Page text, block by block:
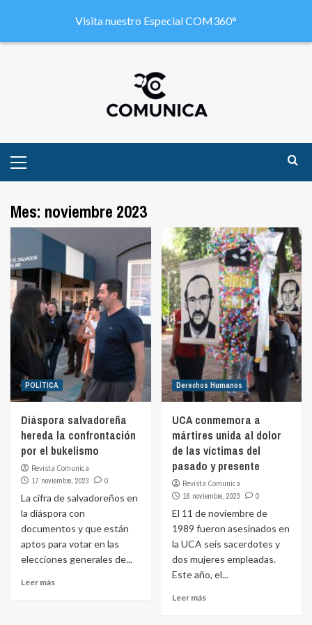
Mes: noviembre 2023
POLÍTICA
Diáspora salvadoreña
hereda la confrontación
por el bukelismo
Revista Comunica
17 noviembre, 2023
0
La cifra de salvadoreños en
la diáspora con
documentos y que están
aptos para votar en las
elecciones generales de...
Leer más
Derechos Humanos
UCA conmemora a
mártires unida al dolor
de las víctimas del
pasado y presente
Revista Comunica
16 noviembre, 2023
0
El 11 de noviembre de
1989 fueron asesinados en
la UCA seis sacerdotes y
dos mujeres empleadas.
Este año, el...
Leer más
Visita nuestro Especial COM360°